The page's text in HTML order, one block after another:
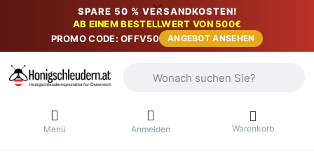
SPARE 50 % VERSANDKOSTEN!
AB EINEM BESTELLWERT VON 500€
PROMO CODE: OFFV50
ANGEBOT ANSEHEN
Menü Anmelden Warenkorb